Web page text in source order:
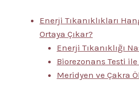
Enerji Tıkanıklıkları
Ortaya Çıkar?
Enerji Tıkanıklığı
Biorezonans Testi
Meridyen ve Çakra